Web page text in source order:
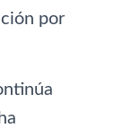
por